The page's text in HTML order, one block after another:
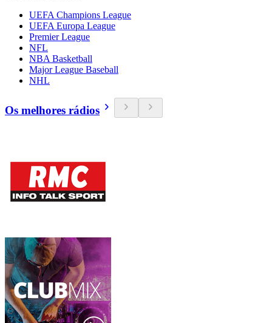
UEFA Champions League
UEFA Europa League
Premier League
NFL
NBA Basketball
Major League Baseball
NHL
Os melhores rádios